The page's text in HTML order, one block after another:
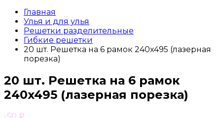
Главная
Улья и для улья
Решетки разделительные
Гибкие решетки
20 шт. Решетка на 6 рамок 240x495 (лазерная
порезка)
20 шт. Решетка на 6 рамок
240x495 (лазерная порезка)